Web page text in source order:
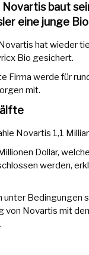
Novartis baut
eine junge
hat wieder
Bio gesichert.
Firma werde für
mit.
Novartis 1,1
Dollar,
werden,
unter Bedingungen
von Novartis mit